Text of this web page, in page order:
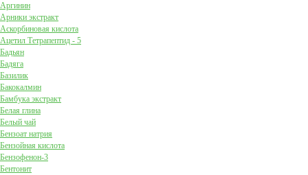
Аргинин
Арники экстракт
Аскорбиновая кислота
Ацетил Тетрапептид - 5
Бадьян
Бадяга
Базилик
Бакокалмин
Бамбука экстракт
Белая глина
Белый чай
Бензоат натрия
Бензойная кислота
Бензофенон-3
Бентонит